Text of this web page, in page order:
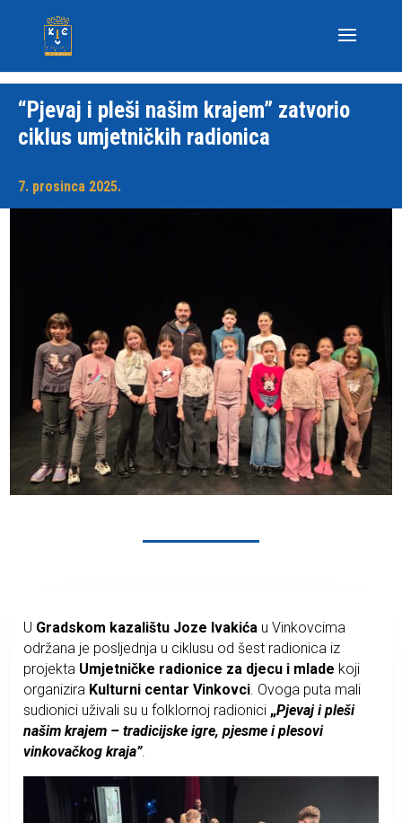
“Pjevaj i pleši našim krajem” zatvorio
ciklus umjetničkih radionica
7. prosinca 2025.
U Gradskom kazalištu Joze Ivakića u Vinkovcima
održana je posljednja u ciklusu od šest radionica iz
projekta Umjetničke radionice za djecu i mlade koji
organizira Kulturni centar Vinkovci. Ovoga puta mali
sudionici uživali su u folklornoj radionici „Pjevaj i pleši
našim krajem – tradicijske igre, pjesme i plesovi
vinkovačkog kraja”.